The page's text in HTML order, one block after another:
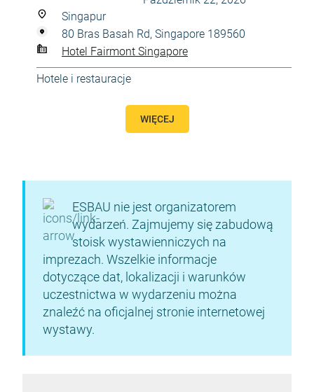
Singapur
80 Bras Basah Rd, Singapore 189560
Hotel Fairmont Singapore
Hotele i restauracje
WIĘCEJ
ESBAU nie jest organizatorem
wydarzeń. Zajmujemy się zabudową
stoisk wystawienniczych na
imprezach. Wszelkie informacje
dotyczące dat, lokalizacji i warunków
uczestnictwa w wydarzeniu można
znaleźć na oficjalnej stronie internetowej
wystawy.